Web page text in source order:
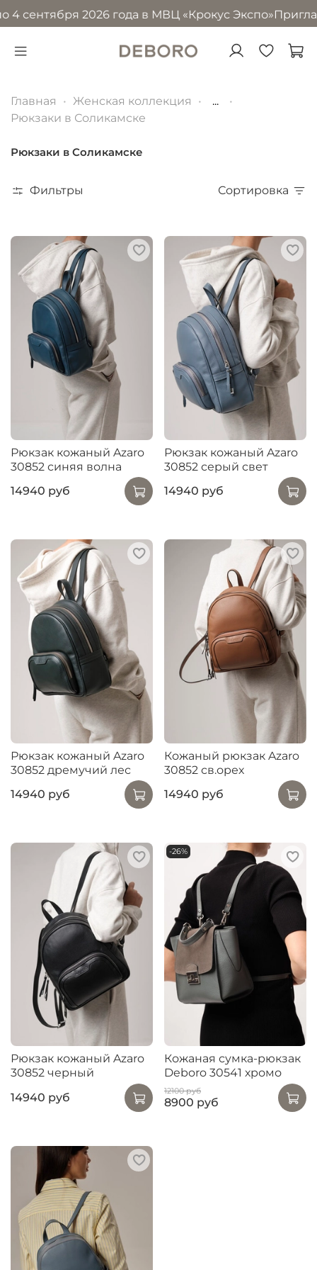
сентября 2026 года в МВЦ «Крокус Экспо»
Главная Женская коллекция
...
Рюкзаки в Соликамске
Рюкзаки в Соликамске
Фильтры Сортировка
Рюкзак кожаный Azaro
30852 синяя волна
14940 руб
Рюкзак кожаный Azaro
30852 серый свет
14940 руб
Рюкзак кожаный Azaro
30852 дремучий лес
14940 руб
Кожаный рюкзак Azaro
30852 св.орех
14940 руб
Рюкзак кожаный Azaro
30852 черный
14940 руб
-26%
Кожаная сумка-рюкзак
Deboro 30541 хромо
12100 руб
8900 руб